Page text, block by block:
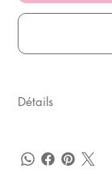
Détails